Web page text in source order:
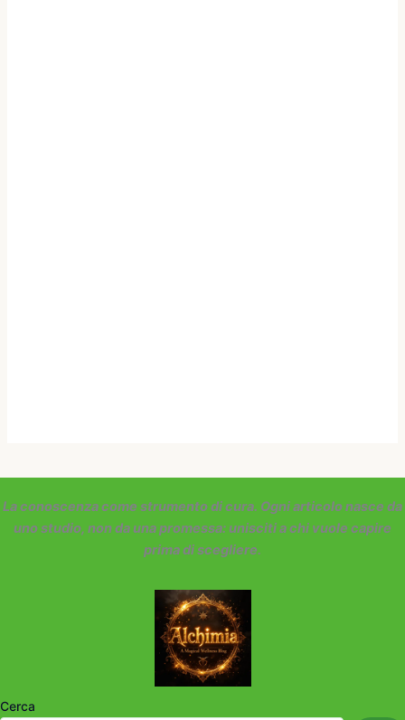
La conoscenza come strumento di cura. Ogni articolo nasce da
uno studio, non da una promessa: unisciti a chi vuole capire
prima di scegliere.
Cerca